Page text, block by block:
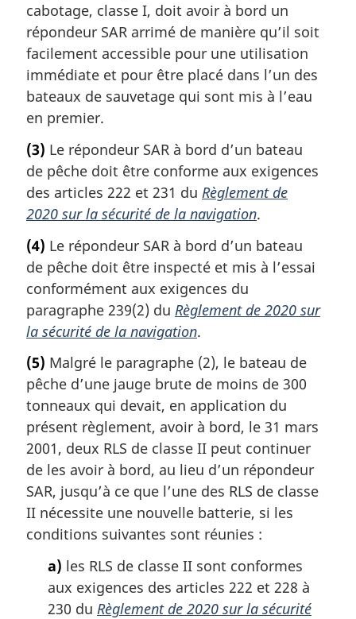
cabotage, classe I, doit avoir à bord un
répondeur SAR arrimé de manière qu’il soit
facilement accessible pour une utilisation
immédiate et pour être placé dans l’un des
bateaux de sauvetage qui sont mis à l’eau
en premier.
(3) Le répondeur SAR à bord d’un bateau
de pêche doit être conforme aux exigences
des articles 222 et 231 du Règlement de
2020 sur la sécurité de la navigation.
(4) Le répondeur SAR à bord d’un bateau
de pêche doit être inspecté et mis à l’essai
conformément aux exigences du
paragraphe 239(2) du Règlement de 2020 sur
la sécurité de la navigation.
(5) Malgré le paragraphe (2), le bateau de
pêche d’une jauge brute de moins de 300
tonneaux qui devait, en application du
présent règlement, avoir à bord, le 31 mars
2001, deux RLS de classe II peut continuer
de les avoir à bord, au lieu d’un répondeur
SAR, jusqu’à ce que l’une des RLS de classe
II nécessite une nouvelle batterie, si les
conditions suivantes sont réunies :
a) les RLS de classe II sont conformes
aux exigences des articles 222 et 228 à
230 du Règlement de 2020 sur la sécurité